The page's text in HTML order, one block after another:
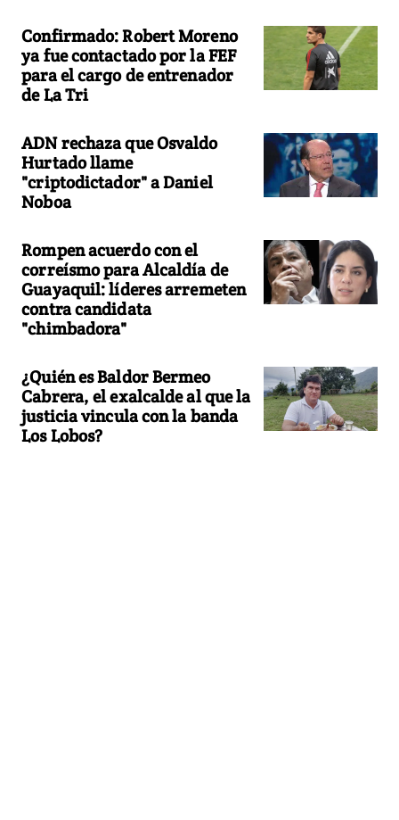
Confirmado: Robert Moreno
ya fue contactado por la FEF
para el cargo de entrenador
de La Tri
ADN rechaza que Osvaldo
Hurtado llame
"criptodictador" a Daniel
Noboa
Rompen acuerdo con el
correísmo para Alcaldía de
Guayaquil: líderes arremeten
contra candidata
"chimbadora"
¿Quién es Baldor Bermeo
Cabrera, el exalcalde al que la
justicia vincula con la banda
Los Lobos?